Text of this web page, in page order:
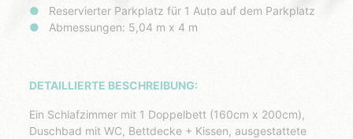
Reservierter Parkplatz für 1 Auto auf dem Parkplatz
Abmessungen: 5,04 m x 4 m
DETAILLIERTE BESCHREIBUNG:
Ein Schlafzimmer mit 1 Doppelbett (160cm x 200cm),
Duschbad mit WC, Bettdecke + Kissen, ausgestattete